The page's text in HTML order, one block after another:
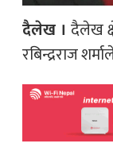
दैलेख । दैलेख
रबिन्द्रराज